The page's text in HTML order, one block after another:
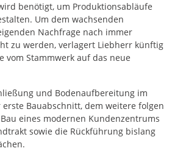
benötigt, um Produktionsabläufe
Um dem wachsenden
Nachfrage nach immer
zu werden, verlagert Liebherr künftig
vom Stammwerk auf das neue
und Bodenaufbereitung im
Bauabschnitt, dem weitere folgen
eines modernen Kundenzentrums
sowie die Rückführung bislang